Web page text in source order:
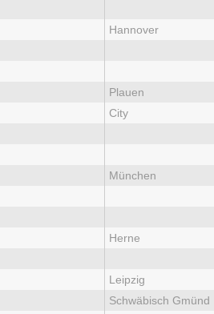
Hannover
Plauen
City
München
Herne
Leipzig
Schwäbisch Gmünd